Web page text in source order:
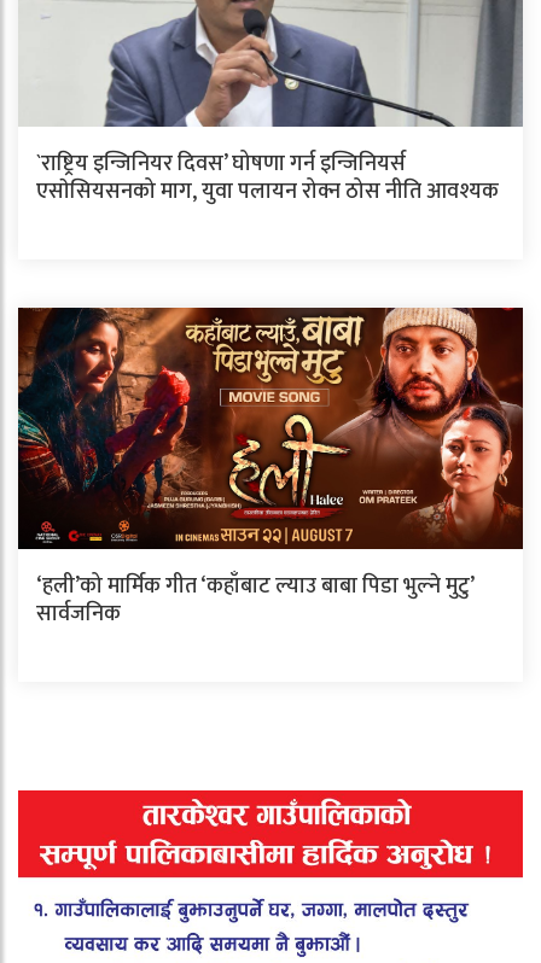
`राष्ट्रिय इन्जिनियर दिवस’ घोषणा गर्न इन्जिनियर्स
एसाेसियसनको माग, युवा पलायन रोक्न ठोस नीति आवश्यक
‘हली’को मार्मिक गीत ‘कहाँबाट ल्याउ बाबा पिडा भुल्ने मुटु’
सार्वजनिक